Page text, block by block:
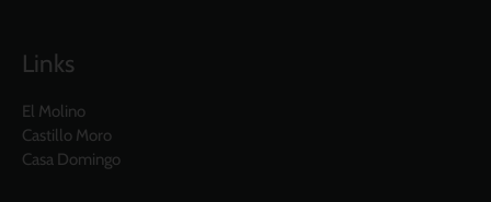
Links
El Molino
Castillo Moro
Casa Domingo